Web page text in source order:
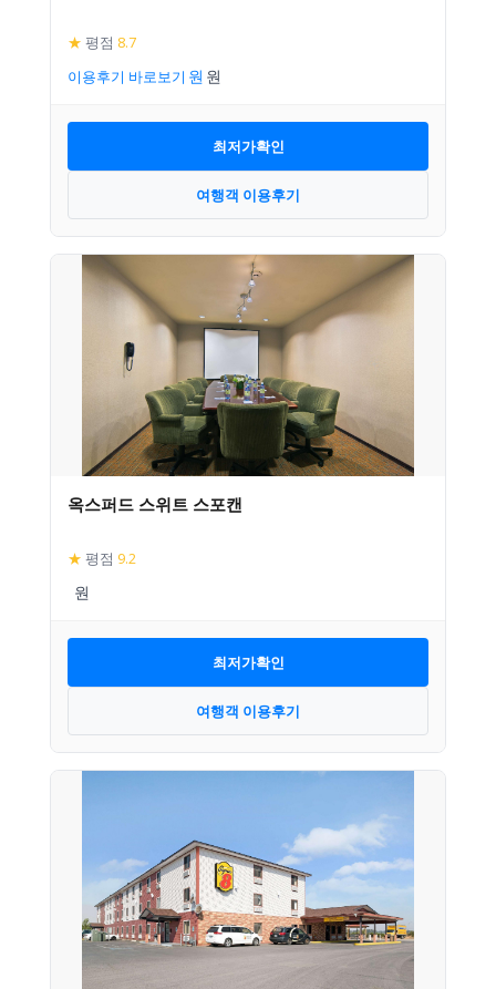
★ 평점 8.7
이용후기 바로보기
최저가확인
여행객 이용후기
옥스퍼드 스위트 스포캔
★ 평점 9.2
최저가확인
여행객 이용후기